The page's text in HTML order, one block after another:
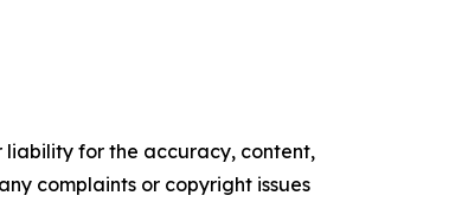
liability for the accuracy, content,
complaints or copyright issues